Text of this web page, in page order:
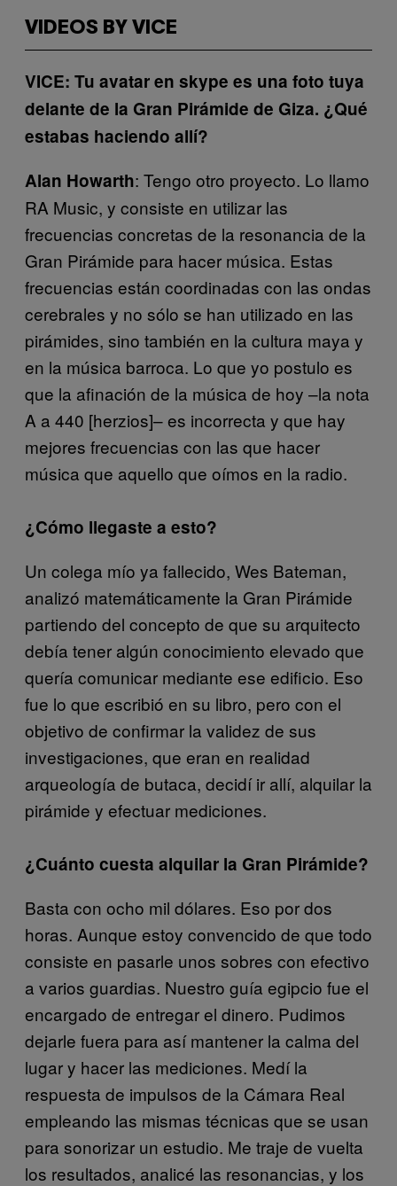
VIDEOS BY VICE
VICE: Tu avatar en skype es una foto tuya
delante de la Gran Pirámide de Giza. ¿Qué
estabas haciendo allí?
Alan Howarth: Tengo otro proyecto. Lo llamo
RA Music, y consiste en utilizar las
frecuencias concretas de la resonancia de la
Gran Pirámide para hacer música. Estas
frecuencias están coordinadas con las ondas
cerebrales y no sólo se han utilizado en las
pirámides, sino también en la cultura maya y
en la música barroca. Lo que yo postulo es
que la afinación de la música de hoy –la nota
A a 440 [herzios]– es incorrecta y que hay
mejores frecuencias con las que hacer
música que aquello que oímos en la radio.
¿Cómo llegaste a esto?
Un colega mío ya fallecido, Wes Bateman,
analizó matemáticamente la Gran Pirámide
partiendo del concepto de que su arquitecto
debía tener algún conocimiento elevado que
quería comunicar mediante ese edificio. Eso
fue lo que escribió en su libro, pero con el
objetivo de confirmar la validez de sus
investigaciones, que eran en realidad
arqueología de butaca, decidí ir allí, alquilar la
pirámide y efectuar mediciones.
¿Cuánto cuesta alquilar la Gran Pirámide?
Basta con ocho mil dólares. Eso por dos
horas. Aunque estoy convencido de que todo
consiste en pasarle unos sobres con efectivo
a varios guardias. Nuestro guía egipcio fue el
encargado de entregar el dinero. Pudimos
dejarle fuera para así mantener la calma del
lugar y hacer las mediciones. Medí la
respuesta de impulsos de la Cámara Real
empleando las mismas técnicas que se usan
para sonorizar un estudio. Me traje de vuelta
los resultados, analicé las resonancias, y los